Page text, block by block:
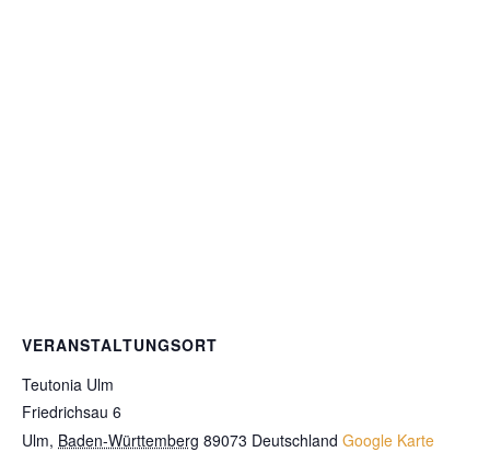
VERANSTALTUNGSORT
Teutonia Ulm
Friedrichsau 6
Ulm, Baden-Württemberg 89073 Deutschland Google Karte